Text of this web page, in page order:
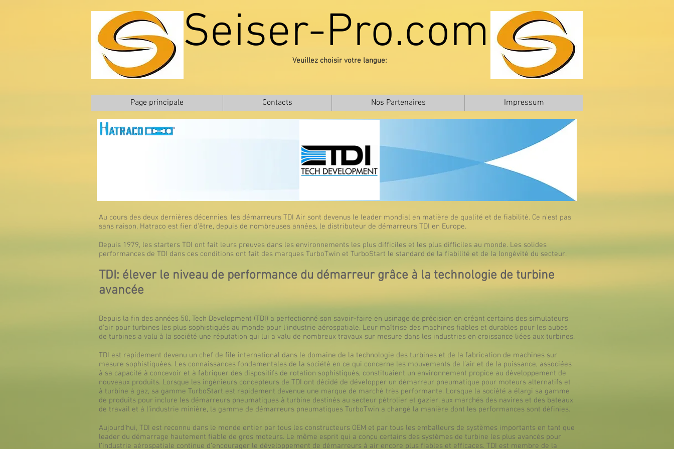
Seiser-Pro.com
Veuillez choisir votre langue:
Page principale Contacts Nos Partenaires Impressum
Au cours des deux dernières décennies, les démarreurs TDI Air sont devenus le leader mondial en matière de qualité et de fiabilité. Ce n’est pas
sans raison, Hatraco est fier d’être, depuis de nombreuses années, le distributeur de démarreurs TDI en Europe.
Depuis 1979, les starters TDI ont fait leurs preuves dans les environnements les plus difficiles et les plus difficiles au monde. Les solides
performances de TDI dans ces conditions ont fait des marques TurboTwin et TurboStart le standard de la fiabilité et de la longévité du secteur.
TDI: élever le niveau de performance du démarreur grâce à la technologie de turbine
avancée
Depuis la fin des années 50, Tech Development (TDI) a perfectionné son savoir-faire en usinage de précision en créant certains des simulateurs
d’air pour turbines les plus sophistiqués au monde pour l’industrie aérospatiale. Leur maîtrise des machines fiables et durables pour les aubes
de turbines a valu à la société une réputation qui lui a valu de nombreux travaux sur mesure dans les industries en croissance liées aux turbines.
TDI est rapidement devenu un chef de file international dans le domaine de la technologie des turbines et de la fabrication de machines sur
mesure sophistiquées. Les connaissances fondamentales de la société en ce qui concerne les mouvements de l’air et de la puissance, associées
à sa capacité à concevoir et à fabriquer des dispositifs de rotation sophistiqués, constituaient un environnement propice au développement de
nouveaux produits. Lorsque les ingénieurs concepteurs de TDI ont décidé de développer un démarreur pneumatique pour moteurs alternatifs et
à turbine à gaz, sa gamme TurboStart est rapidement devenue une marque de marché très performante. Lorsque la société a élargi sa gamme
de produits pour inclure les démarreurs pneumatiques à turbine destinés au secteur pétrolier et gazier, aux marchés des navires et des bateaux
de travail et à l'industrie minière, la gamme de démarreurs pneumatiques TurboTwin a changé la manière dont les performances sont définies.
Aujourd'hui, TDI est reconnu dans le monde entier par tous les constructeurs OEM et par tous les emballeurs de systèmes importants en tant que
leader du démarrage hautement fiable de gros moteurs. Le même esprit qui a conçu certains des systèmes de turbine les plus avancés pour
l’industrie aérospatiale continue d’encourager le développement de démarreurs à air encore plus fiables et efficaces. TDI est membre de la